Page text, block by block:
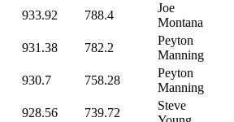
933.92 788.4
Joe
Montana
931.38 782.2
Peyton
Manning
930.7 758.28
Peyton
Manning
928.56 739.72
Steve